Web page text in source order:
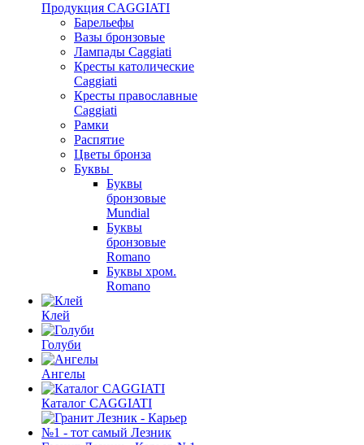
Продукция CAGGIATI
Барельефы
Вазы бронзовые
Лампады Caggiati
Кресты католические
Caggiati
Кресты православные
Caggiati
Рамки
Распятие
Цветы бронза
Буквы
Буквы
бронзовые
Mundial
Буквы
бронзовые
Romano
Буквы хром.
Romano
Клей
Голуби
Ангелы
Каталог CAGGIATI